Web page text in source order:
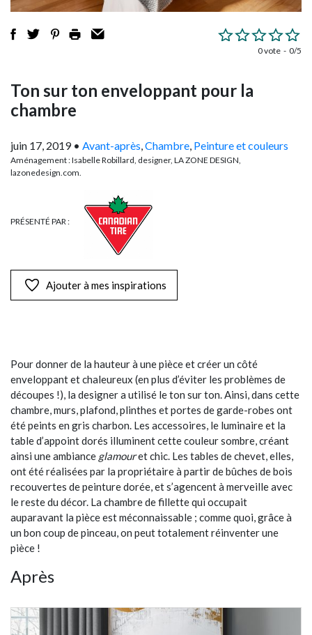
0 vote 0/5
Ton sur ton enveloppant pour la
chambre
juin 17, 2019 • Avant-après,Chambre, Peinture et couleurs
Aménagement : Isabelle Robillard, designer, LA ZONE DESIGN,
lazonedesign.com.
PRÉSENTÉ PAR :
Ajouter à mes inspirations
Pour donner de la hauteur à une pièce et créer un côté
enveloppant et chaleureux (en plus d’éviter les problèmes de
découpes !), la designer a utilisé le ton sur ton. Ainsi, dans cette
chambre, murs, plafond, plinthes et portes de garde-robes ont
été peints en gris charbon. Les accessoires, le luminaire et la
table d’appoint dorés illuminent cette couleur sombre, créant
ainsi une ambiance glamouret chic. Les tables de chevet, elles,
ont été réalisées par la propriétaire à partir de bûches de bois
recouvertes de peinture dorée, et s’agencent à merveille avec
le reste du décor. La chambre de fillette qui occupait
auparavant la pièce est méconnaissable ; comme quoi, grâce à
un bon coup de pinceau, on peut totalement réinventer une
pièce !
Après